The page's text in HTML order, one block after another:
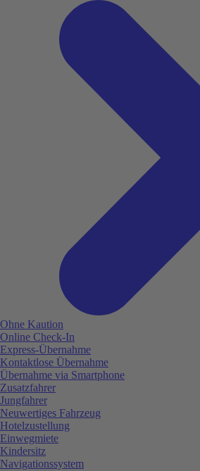
Ohne Kaution
Online Check-In
Express-Übernahme
Kontaktlose Übernahme
Übernahme via Smartphone
Zusatzfahrer
Jungfahrer
Neuwertiges Fahrzeug
Hotelzustellung
Einwegmiete
Kindersitz
Navigationssystem